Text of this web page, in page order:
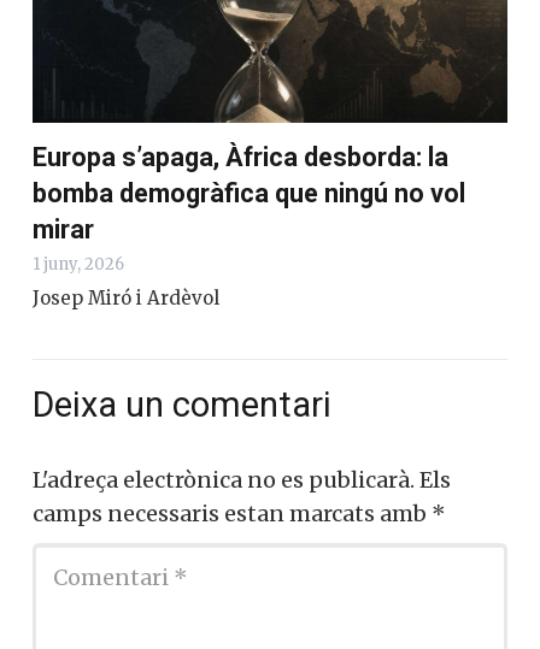
Europa s’apaga, Àfrica desborda: la
bomba demogràfica que ningú no vol
mirar
1 juny, 2026
Josep Miró i Ardèvol
Deixa un comentari
L'adreça electrònica no es publicarà. Els
camps necessaris estan marcats amb *